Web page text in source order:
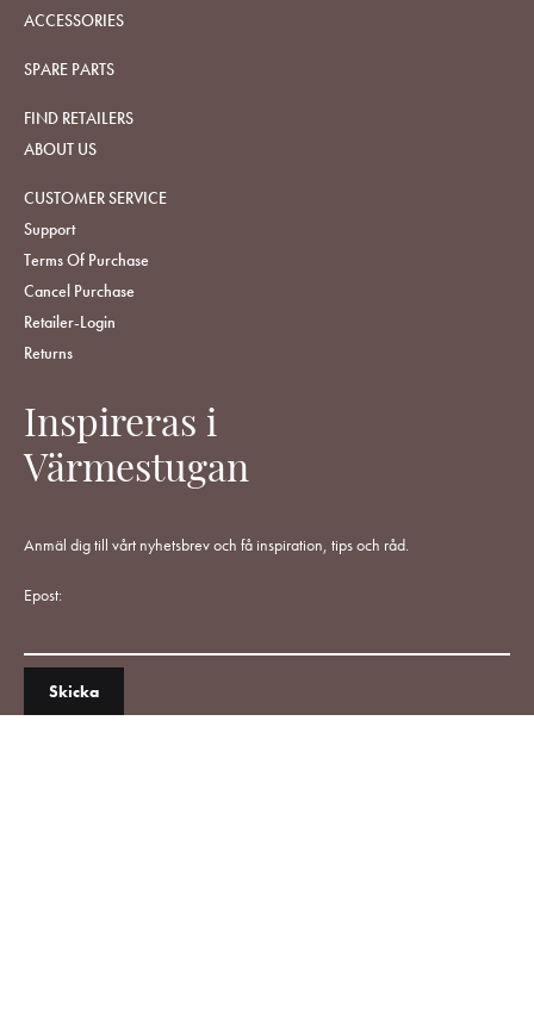
ACCESSORIES
SPARE PARTS
FIND RETAILERS
ABOUT US
CUSTOMER SERVICE
Support
Terms Of Purchase
Cancel Purchase
Retailer-Login
Returns
Inspireras i
Värmestugan
Anmäl dig till vårt nyhetsbrev och få inspiration, tips och råd.
Epost: